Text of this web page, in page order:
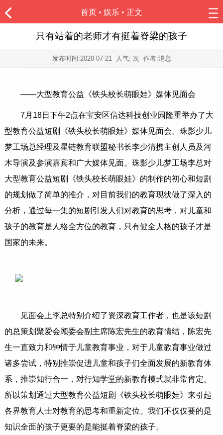
首页 • 娱乐 • 正文
只有站着的老师才有挺着脊梁的孩子
发布时间:2020-07-21 人气: 次 作者:消息
​——大型教育公益《铁头校长萌眼娃》媒体见面会
7月18日下午2点在宝安区信达科技创业园隆重举办了大
型教育公益短剧《铁头校长萌眼娃》媒体见面会。珠影少儿
梦工场总经理及星链教育联盟秘书长李少清携主创人员及河
木导演及参演嘉宾和广大媒体见面。珠影少儿梦工场李总对
大型教育公益短剧《铁头校长萌眼娃》的制作的初心和短剧
的规划做了简单的推介，对目前我们的教育现状做了深入的
分析，通过每一集的短剧引发人们对教育的思考，对儿童和
孩子的教育是人格全方位的教育，只有健全人格的孩子才是
国家的未来。
见面会上李总特别介绍了资深教育工作者，也是该短剧
的总策划聚爱会顾委会副主席陈宏先生的教育情结，陈宏先
生一直致力和钟情于儿童教育事业，对于儿童教育事业做过
诸多尝试，特别推崇促进儿童和孩子们全面发展的新教育体
系，推崇知行合一，对行知学堂的新教育模式就非常肯定。
所以策划通过大型教育公益短剧《铁头校长萌眼娃》来引起
各界教育人士对教育的思考和重新定位。我们不仅仅要的是
知识全面的孩子更要的是能挺着脊梁的孩子。